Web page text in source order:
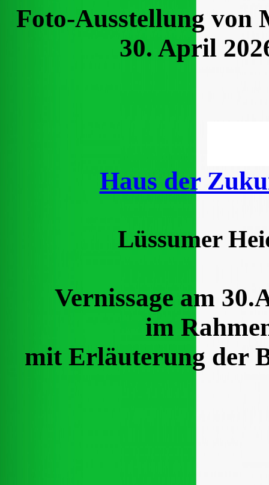
Foto-Ausstellung
30. April
Haus der
Lüssumer
Vernissage am
im
mit Erläuterung der